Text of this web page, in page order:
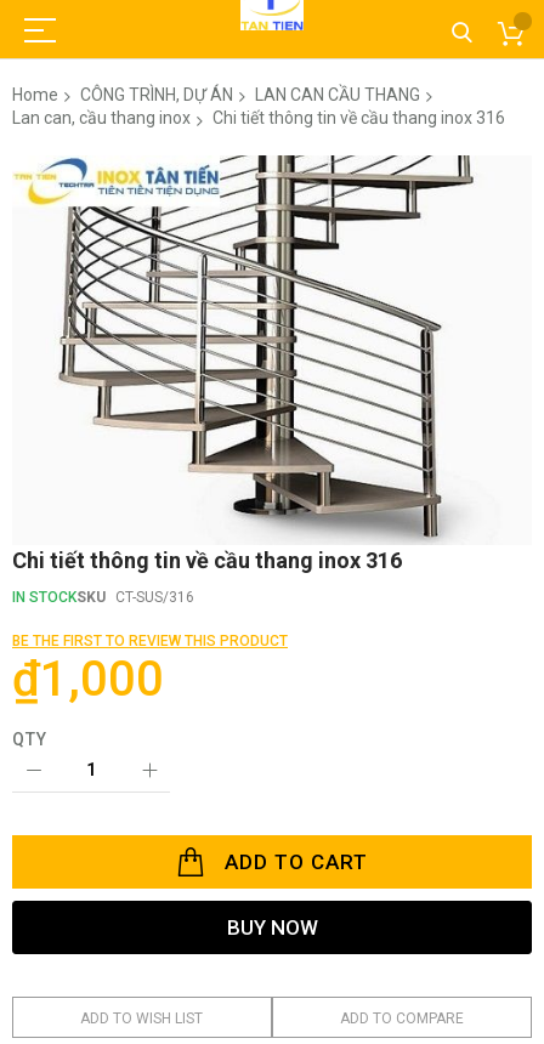
Home CÔNG TRÌNH, DỰ ÁN
LAN CAN CẦU THANG
Lan can, cầu thang inox
Chi tiết thông tin về cầu thang inox 316
to
the
Skip
to
the
of
the
images
gallery
Chi tiết thông tin về cầu thang inox 316
IN STOCKSKU CT-SUS/316
BE THE FIRST TO REVIEW THIS PRODUCT
₫1,000
QTY
ADD TO CART
BUY NOW
ADD TO WISH LIST ADD TO COMPARE